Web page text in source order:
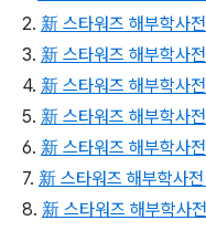
2. 新 스타워즈 해부학사
3. 新 스타워즈 해부학사
4. 新 스타워즈 해부학사
5. 新 스타워즈 해부학사
6. 新 스타워즈 해부학사
7. 新 스타워즈 해부학사
8. 新 스타워즈 해부학사